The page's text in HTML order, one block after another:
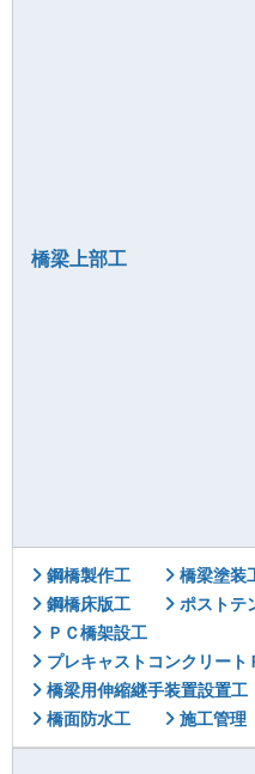
橋梁上部工
鋼橋製作工 橋梁塗装
鋼橋床版工
ポストテ
ＰＣ橋架設工
プレキャストコンクリート
橋梁用伸縮継手装置設置工
橋面防水工
施工管理